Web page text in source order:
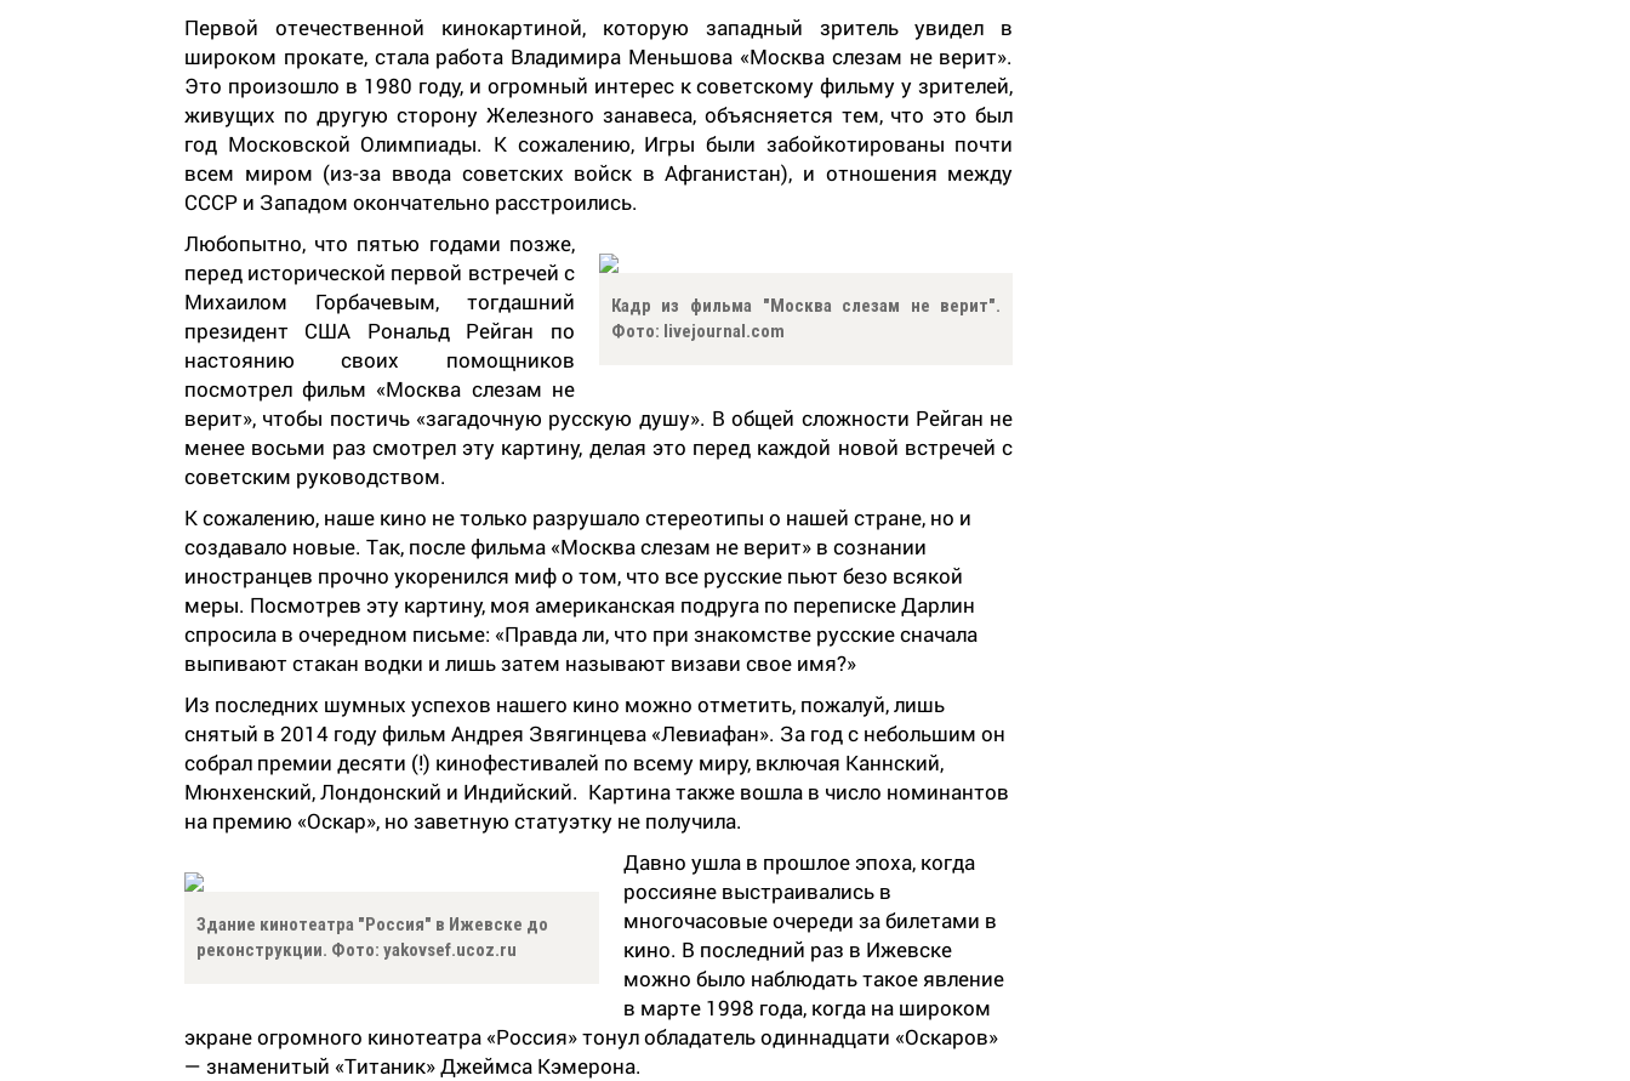
Первой отечественной кинокартиной, которую западный зритель увидел в
широком прокате, стала работа Владимира Меньшова «Москва слезам не верит».
Это произошло в 1980 году, и огромный интерес к советскому фильму у зрителей,
живущих по другую сторону Железного занавеса, объясняется тем, что это был
год Московской Олимпиады. К сожалению, Игры были забойкотированы почти
всем миром (из-за ввода советских войск в Афганистан), и отношения между
СССР и Западом окончательно расстроились.
Кадр из фильма "Москва слезам не верит".
Фото: livejournal.com
Любопытно, что пятью годами позже,
перед исторической первой встречей с
Михаилом Горбачевым, тогдашний
президент США Рональд Рейган по
настоянию своих помощников
посмотрел фильм «Москва слезам не
верит», чтобы постичь «загадочную русскую душу». В общей сложности Рейган не
менее восьми раз смотрел эту картину, делая это перед каждой новой встречей с
советским руководством.
К сожалению, наше кино не только разрушало стереотипы о нашей стране, но и
создавало новые. Так, после фильма «Москва слезам не верит» в сознании
иностранцев прочно укоренился миф о том, что все русские пьют безо всякой
меры. Посмотрев эту картину, моя американская подруга по переписке Дарлин
спросила в очередном письме: «Правда ли, что при знакомстве русские сначала
выпивают стакан водки и лишь затем называют визави свое имя?»
Из последних шумных успехов нашего кино можно отметить, пожалуй, лишь
снятый в 2014 году фильм Андрея Звягинцева «Левиафан». За год с небольшим он
собрал премии десяти (!) кинофестивалей по всему миру, включая Каннский,
Мюнхенский, Лондонский и Индийский. Картина также вошла в число номинантов
на премию «Оскар», но заветную статуэтку не получила.
Здание кинотеатра "Россия" в Ижевске до
реконструкции. Фото: yakovsef.ucoz.ru
Давно ушла в прошлое эпоха, когда
россияне выстраивались в
многочасовые очереди за билетами в
кино. В последний раз в Ижевске
можно было наблюдать такое явление
в марте 1998 года, когда на широком
экране огромного кинотеатра «Россия» тонул обладатель одиннадцати «Оскаров»
— знаменитый «Титаник» Джеймса Кэмерона.